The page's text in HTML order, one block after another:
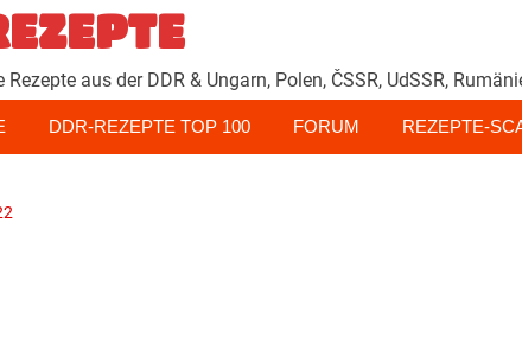
aus der DDR & Ungarn, Polen, ČSSR, UdSSR,
DDR-REZEPTE TOP 100 FORUM REZEPTE-